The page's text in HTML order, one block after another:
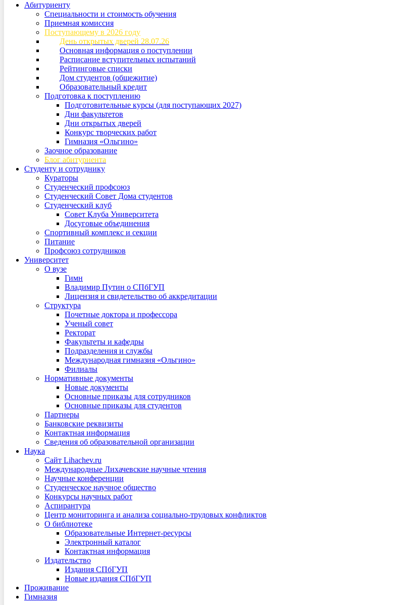
Абитуриенту
Специальности и стоимость обучения
Приемная комиссия
Поступающему в 2026 году
День открытых дверей 28.07.26
Основная информация о поступлении
Расписание вступительных испытаний
Рейтинговые списки
Дом студентов (общежитие)
Образовательный кредит
Подготовка к поступлению
Подготовительные курсы (для поступающих 2027)
Дни факультетов
Дни открытых дверей
Конкурс творческих работ
Гимназия «Ольгино»
Заочное образование
Блог абитуриента
Студенту и сотруднику
Кураторы
Студенческий профсоюз
Студенческий Совет Дома студентов
Студенческий клуб
Совет Клуба Университета
Досуговые объединения
Спортивный комплекс и секции
Питание
Профсоюз сотрудников
Университет
О вузе
Гимн
Владимир Путин о СПбГУП
Лицензия и свидетельство об аккредитации
Структура
Почетные доктора и профессора
Ученый совет
Ректорат
Факультеты и кафедры
Подразделения и службы
Международная гимназия «Ольгино»
Филиалы
Нормативные документы
Новые документы
Основные приказы для сотрудников
Основные приказы для студентов
Партнеры
Банковские реквизиты
Контактная информация
Сведения об образовательной организации
Наука
Сайт Lihachev.ru
Международные Лихачевские научные чтения
Научные конференции
Студенческое научное общество
Конкурсы научных работ
Аспирантура
Центр мониторинга и анализа социально-трудовых конфликтов
О библиотеке
Образовательные Интернет-ресурсы
Электронный каталог
Контактная информация
Издательство
Издания СПбГУП
Новые издания СПбГУП
Проживание
Гимназия